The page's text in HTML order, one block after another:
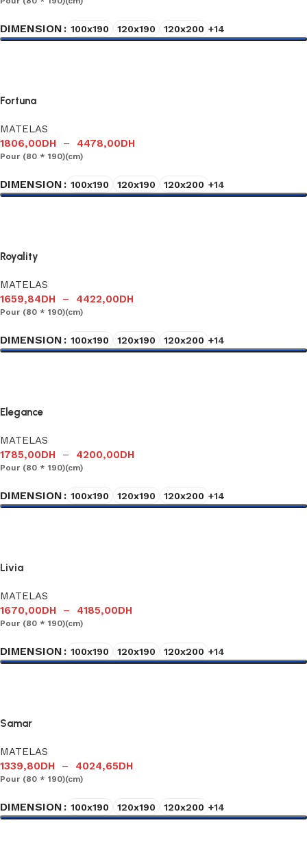
DIMENSION 100x190 120x190 120x200 +14
Fortuna
MATELAS
1806,00DH – 4478,00DH
Pour (80 * 190)(cm)
DIMENSION 100x190 120x190 120x200 +14
Royality
MATELAS
1659,84DH – 4422,00DH
Pour (80 * 190)(cm)
DIMENSION 100x190 120x190 120x200 +14
Elegance
MATELAS
1785,00DH – 4200,00DH
Pour (80 * 190)(cm)
DIMENSION 100x190 120x190 120x200 +14
Livia
MATELAS
1670,00DH – 4185,00DH
Pour (80 * 190)(cm)
DIMENSION 100x190 120x190 120x200 +14
Samar
MATELAS
1339,80DH – 4024,65DH
Pour (80 * 190)(cm)
DIMENSION 100x190 120x190 120x200 +14